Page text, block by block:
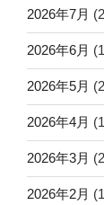
2026年7月
2026年6月
2026年5月
2026年4月
2026年3月
2026年2月